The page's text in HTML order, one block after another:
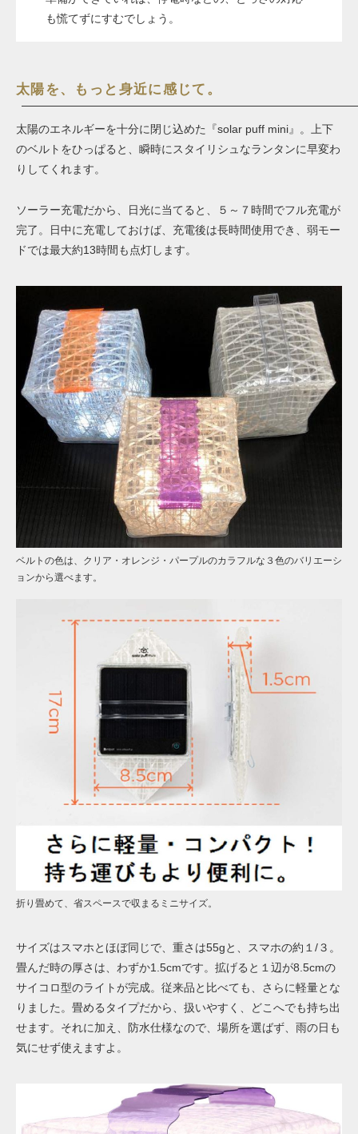
も慌てずにすむでしょう。
太陽を、もっと身近に感じて。
太陽のエネルギーを十分に閉じ込めた『solar puff mini』。上下
のベルトをひっぱる と 、瞬時にスタイリシュなランタンに早変わ
りしてくれます。
ソーラー充電だから、日光に当てると、
５～７時間でフル充電が
完了。日中に充電しておけば、充電後は長時間使用でき、弱モー
ドでは最大約13時間も点灯します。
ベルトの色は、クリア・オレンジ・パープルのカラフルな３色のバリエーシ
ョンから選べます。
折り畳めて、省スペースで収まるミニサイズ。
サイズはスマホとほぼ同じで、重さは55gと、スマホの約１/３。
畳んだ時の厚さは、わずか1.5cmです。拡げると１辺が8.5cmの
サイコロ型のライトが完成。従来品と比べても、さらに軽量とな
りました。畳めるタイプだから、扱いやすく、どこへでも持ち出
せます。それに加え、防水仕様なので、場所を選ばず 、雨の日も
気にせず使えますよ。